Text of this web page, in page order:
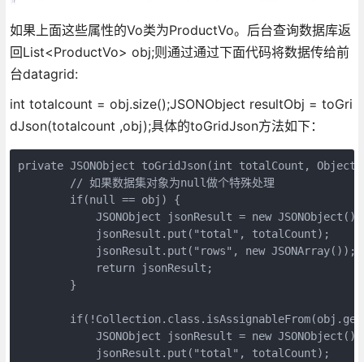
如果上面这些属性的Vo类为ProductVo。后台查询数据库返
回List<ProductVo> obj;则通过通过下面代码将数据传给前
台datagrid:
int totalcount = obj.size();JSONObject resultObj = toGri
dJson(totalcount ,obj);具体的toGridJson方法如下：
private JSONObject toGridJson(int totalCount,
        // 如果数据集对象为null做个特殊处理
        if(null == obj) {
            JSONObject jsonResult = new JSONObject();
            jsonResult.put("total", totalCount);
            jsonResult.put("rows", new JSONArray());
            return jsonResult;
        }
            JSONObject jsonResult = new JSONObject();
            jsonResult.put("total", totalCount);